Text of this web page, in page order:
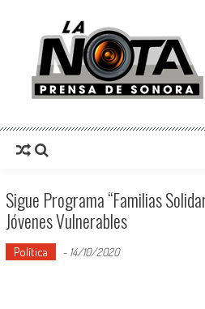
La Nota Prensa De
Sigue Programa “Familias
Jóvenes Vulnerables
Política - 14/10/2020